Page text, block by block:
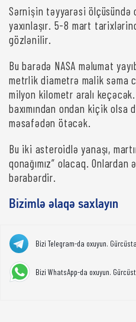
Sərnişin təyyarəsi ölçüsündə
yaxınlaşır. 5-8 mart
gözlənilir.
Bu barədə NASA məlumat
metrlik diametrə malik səma
milyon kilometr aralı
baxımından ondan kiçik olsa
məsafədən ötəcək.
Bu iki asteroidlə yanaşı,
qonağımız” olacaq.
bərabərdir.
Bizimlə əlaqə saxlayın
Bizi Telegram-da oxuyun.
Bizi WhatsApp-da oxuyun.